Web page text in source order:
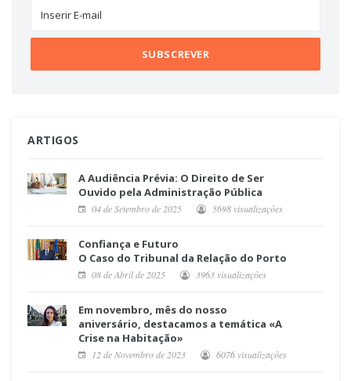
ARTIGOS
A Audiência Prévia: O Direito de Ser
Ouvido pela Administração Pública
04 de Setembro de 2025 5698 visualizações
Confiança e Futuro
O Caso do Tribunal da Relação do Porto
08 de Abril de 2025 3963 visualizações
Em novembro, mês do nosso
aniversário, destacamos a temática «A
Crise na Habitação»
12 de Novembro de 2023 6076 visualizações